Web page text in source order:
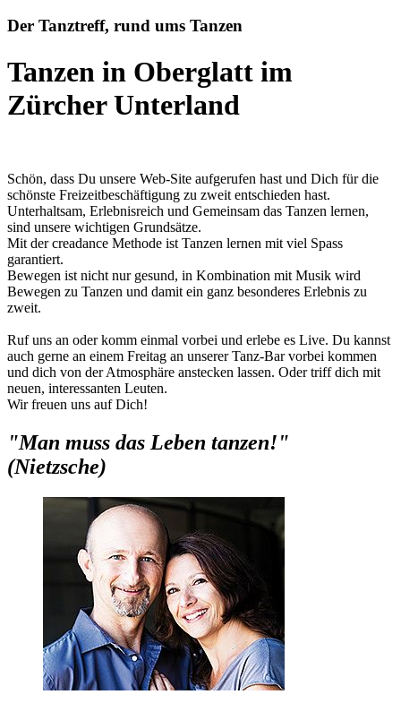
Der Tanztreff, rund ums Tanzen
Tanzen in Oberglatt im
Zürcher Unterland
Schön, dass Du unsere Web-Site aufgerufen hast und Dich für die
schönste Freizeitbeschäftigung zu zweit entschieden hast.
Unterhaltsam, Erlebnisreich und Gemeinsam das Tanzen lernen,
sind unsere wichtigen Grundsätze.
Mit der creadance Methode ist Tanzen lernen mit viel Spass
garantiert.
Bewegen ist nicht nur gesund, in Kombination mit Musik wird
Bewegen zu Tanzen und damit ein ganz besonderes Erlebnis zu
zweit.
Ruf uns an oder komm einmal vorbei und erlebe es Live. Du kannst
auch gerne an einem Freitag an unserer Tanz-Bar vorbei kommen
und dich von der Atmosphäre anstecken lassen. Oder triff dich mit
neuen, interessanten Leuten.
Wir freuen uns auf Dich!
"Man muss das Leben tanzen!"
(Nietzsche)